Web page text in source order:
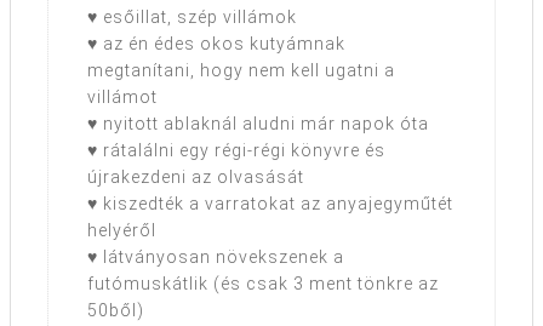
♥ esőillat, szép villámok
♥ az én édes okos kutyámnak
megtanítani, hogy nem kell ugatni a
villámot
♥ nyitott ablaknál aludni már napok óta
♥ rátalálni egy régi-régi könyvre és
újrakezdeni az olvasását
♥ kiszedték a varratokat az anyajegyműtét
helyéről
♥ látványosan növekszenek a
futómuskátlik (és csak 3 ment tönkre az
50ből)